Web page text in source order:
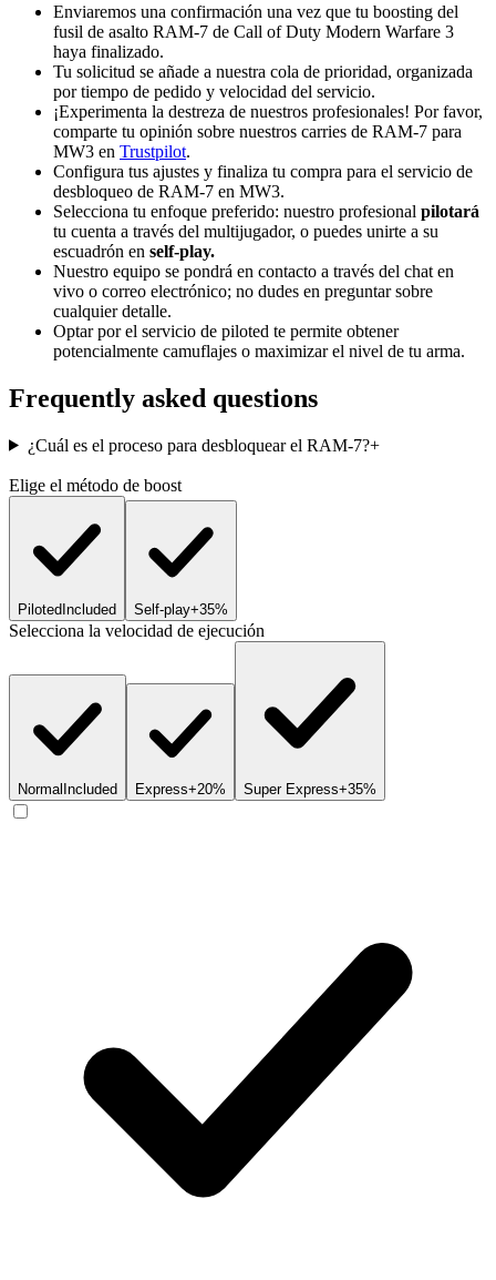
Enviaremos una confirmación una vez que tu boosting del
fusil de asalto RAM-7 de Call of Duty Modern Warfare 3
haya finalizado.
Tu solicitud se añade a nuestra cola de prioridad, organizada
por tiempo de pedido y velocidad del servicio.
¡Experimenta la destreza de nuestros profesionales! Por favor,
comparte tu opinión sobre nuestros carries de RAM-7 para
MW3 en Trustpilot.
Configura tus ajustes y finaliza tu compra para el servicio de
desbloqueo de RAM-7 en MW3.
Selecciona tu enfoque preferido: nuestro profesional pilotará
tu cuenta a través del multijugador, o puedes unirte a su
escuadrón en self-play.
Nuestro equipo se pondrá en contacto a través del chat en
vivo o correo electrónico; no dudes en preguntar sobre
cualquier detalle.
Optar por el servicio de piloted te permite obtener
potencialmente camuflajes o maximizar el nivel de tu arma.
Frequently asked questions
¿Cuál es el proceso para desbloquear el RAM-7?+
Elige el método de boost
PilotedIncluded Self-play+35%
Selecciona la velocidad de ejecución
NormalIncluded Express+20% Super Express+35%